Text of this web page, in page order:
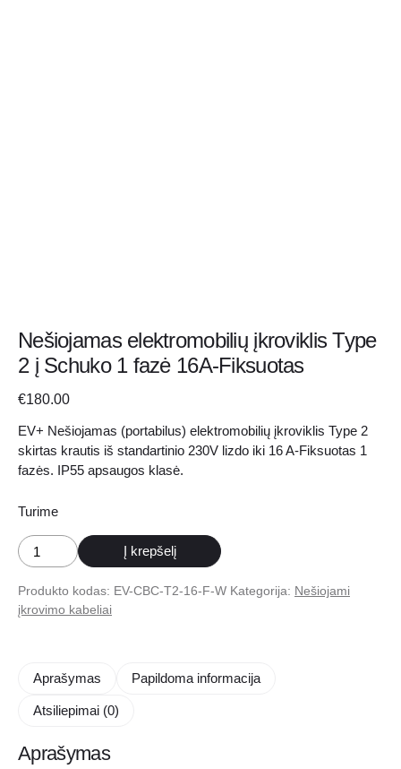
Nešiojamas elektromobilių įkroviklis Type
2 į Schuko 1 fazė 16A-Fiksuotas
€180.00
EV+ Nešiojamas (portabilus) elektromobilių įkroviklis Type 2
skirtas krautis iš standartinio 230V lizdo iki 16 A-Fiksuotas 1
fazės. IP55 apsaugos klasė.
Turime
produkto
kiekis:
Nešiojamas
elektromobilių
įkroviklis
16A-
Į krepšelį
Produkto kodas: EV-CBC-T2-16-F-W Kategorija: Nešiojami
įkrovimo kabeliai
Aprašymas Papildoma informacija
Atsiliepimai (0)
Aprašymas